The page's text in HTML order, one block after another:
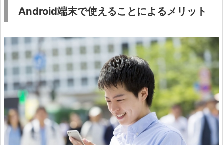
Android端末で使えることによるメリット